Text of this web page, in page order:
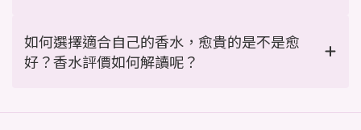
如何選擇適合自己的香水，愈貴的是不是愈
好？香水評價如何解讀呢？